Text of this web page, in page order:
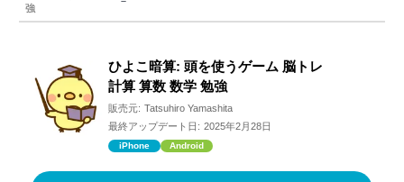
強
ひよこ暗算: 頭を使うゲーム 脳トレ
計算 算数 数学 勉強
販売元: Tatsuhiro Yamashita
最終アップデート日: 2025年2月28日
iPhone Android